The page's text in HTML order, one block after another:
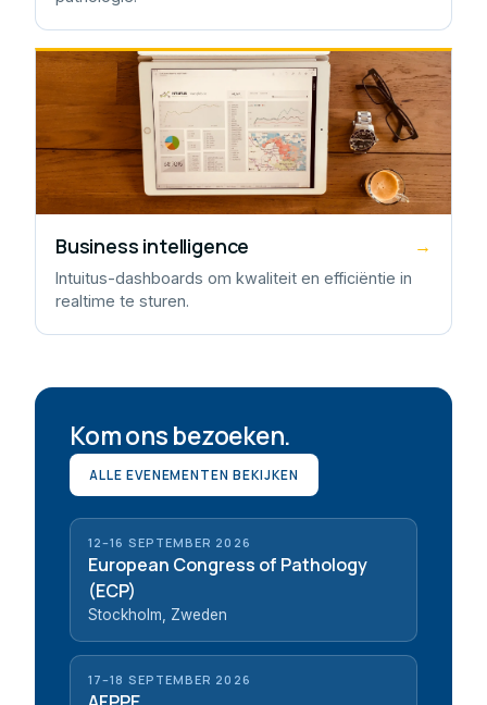
Business intelligence →
Intuitus-dashboards om kwaliteit en efficiëntie in
realtime te sturen.
Kom ons bezoeken.
ALLE EVENEMENTEN BEKIJKEN
12–16 SEPTEMBER 2026
European Congress of Pathology
(ECP)
Stockholm, Zweden
17–18 SEPTEMBER 2026